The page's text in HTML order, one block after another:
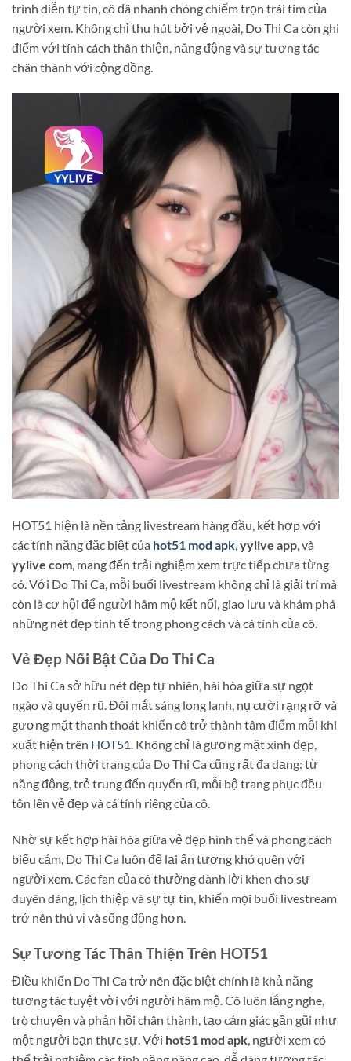
trình diễn tự tin, cô đã nhanh chóng chiếm trọn trái tim của
người xem. Không chỉ thu hút bởi vẻ ngoài, Do Thi Ca còn ghi
điểm với tính cách thân thiện, năng động và sự tương tác
chân thành với cộng đồng.
HOT51 hiện là nền tảng livestream hàng đầu, kết hợp với
các tính năng đặc biệt của hot51 mod apk,yylive app, và
yylive com, mang đến trải nghiệm xem trực tiếp chưa từng
có. Với Do Thi Ca, mỗi buổi livestream không chỉ là giải trí mà
còn là cơ hội để người hâm mộ kết nối, giao lưu và khám phá
những nét đẹp tinh tế trong phong cách và cá tính của cô.
Vẻ Đẹp Nổi Bật Của Do Thi Ca
Do Thi Ca sở hữu nét đẹp tự nhiên, hài hòa giữa sự ngọt
ngào và quyến rũ. Đôi mắt sáng long lanh, nụ cười rạng rỡ và
gương mặt thanh thoát khiến cô trở thành tâm điểm mỗi khi
xuất hiện trên HOT51. Không chỉ là gương mặt xinh đẹp,
phong cách thời trang của Do Thi Ca cũng rất đa dạng: từ
năng động, trẻ trung đến quyến rũ, mỗi bộ trang phục đều
tôn lên vẻ đẹp và cá tính riêng của cô.
Nhờ sự kết hợp hài hòa giữa vẻ đẹp hình thể và phong cách
biểu cảm, Do Thi Ca luôn để lại ấn tượng khó quên với
người xem. Các fan của cô thường dành lời khen cho sự
duyên dáng, lịch thiệp và sự tự tin, khiến mọi buổi livestream
trở nên thú vị và sống động hơn.
Sự Tương Tác Thân Thiện Trên HOT51
Điều khiến Do Thi Ca trở nên đặc biệt chính là khả năng
tương tác tuyệt vời với người hâm mộ. Cô luôn lắng nghe,
trò chuyện và phản hồi chân thành, tạo cảm giác gần gũi như
một người bạn thực sự. Với hot51 mod apk , người xem có